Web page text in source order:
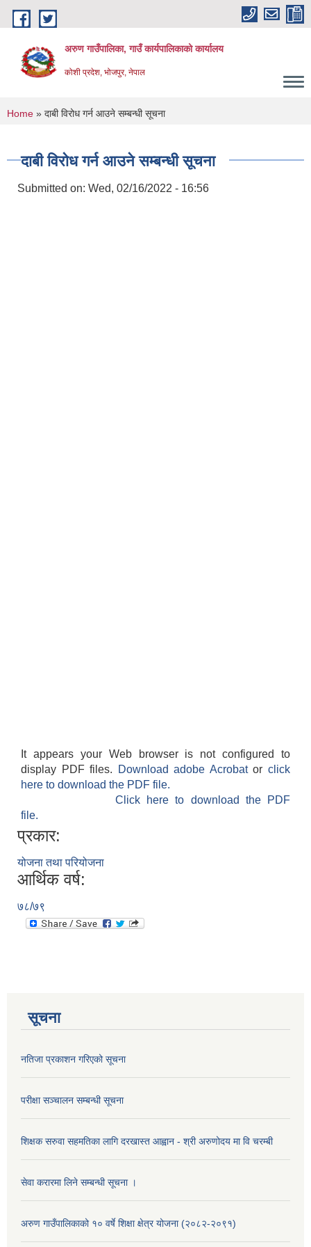
Skip to main content
अरुण गाउँपालिका, गाउँ कार्यपालिकाको कार्यालय
कोशी प्रदेश, भोजपुर, नेपाल
You are here
Home » दाबी विरोध गर्न आउने सम्बन्धी सूचना
दाबी विरोध गर्न आउने सम्बन्धी सूचना
Submitted on: Wed, 02/16/2022 - 16:56
It appears your Web browser is not configured to
display PDF files.
Download adobe Acrobatorclick
here to download the PDF file.
Click here to download the PDF
file.
प्रकार:
योजना तथा परियोजना
आर्थिक वर्ष:
७८/७९
सूचना
नतिजा प्रकाशन गरिएको सूचना
परीक्षा सञ्चालन सम्बन्धी सूचना
शिक्षक सरुवा सहमतिका लागि दरखास्त आह्वान - श्री अरुणोदय मा वि चरम्बी
सेवा करारमा लिने सम्बन्धी सूचना ।
अरुण गाउँपालिकाको १० वर्षे शिक्षा क्षेत्र योजना (२०८२-२०९१)